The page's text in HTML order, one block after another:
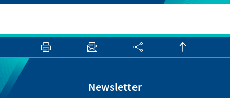
Newsletter